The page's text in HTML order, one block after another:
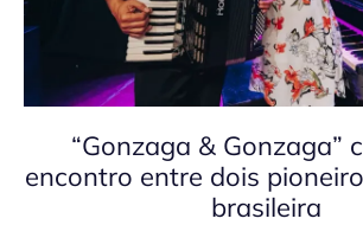
“Gonzaga & Gonzaga”
encontro entre dois
brasileira